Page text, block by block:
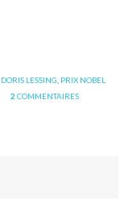
DORIS LESSING PRIX NOBEL
2 COMMENTAIRES